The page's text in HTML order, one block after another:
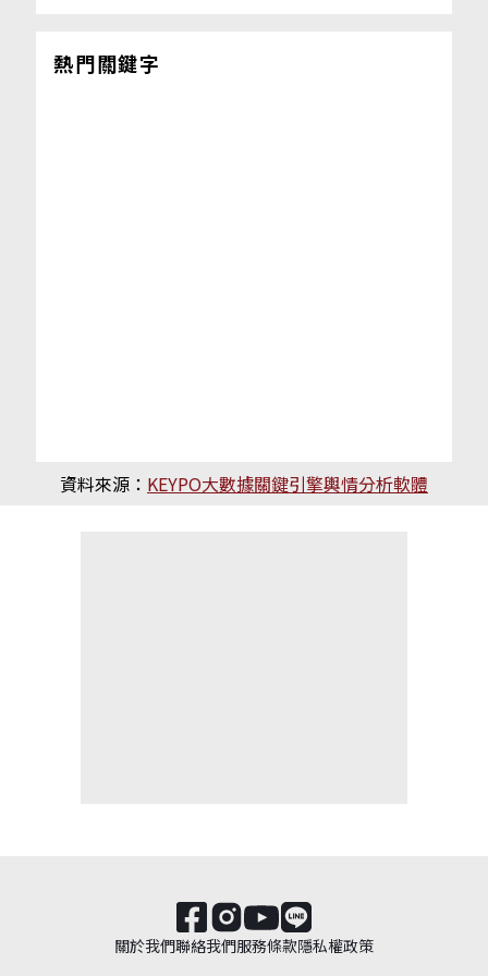
熱門關鍵字
資料來源： KEYPO大數據關鍵引擎輿情分析軟體
關於我們聯絡我們服務條款隱私權政策